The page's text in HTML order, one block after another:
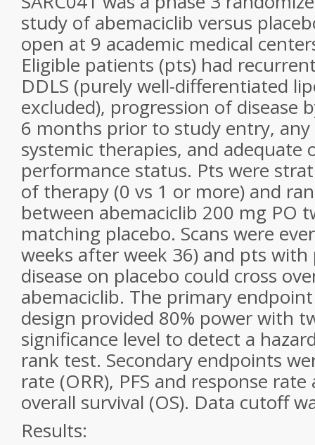
study of abemaciclib versus
open at 9 academic medical
Eligible patients (pts) had
DDLS (purely well-differentiated
excluded), progression of disease
6 months prior to study entry,
systemic therapies, and adequate
performance status. Pts were
of therapy (0 vs 1 or more) and
between abemaciclib 200 mg PO
matching placebo. Scans were
weeks after week 36) and pts
disease on placebo could cross
abemaciclib. The primary endpoint
design provided 80% power with
significance level to detect a
rank test. Secondary endpoints
rate (ORR), PFS and response
overall survival (OS). Data cutoff
Results: